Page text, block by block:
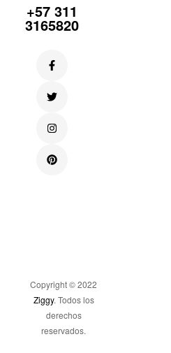
+57 311
3165820
Copyright © 2022
Ziggy. Todos los
derechos
reservados.